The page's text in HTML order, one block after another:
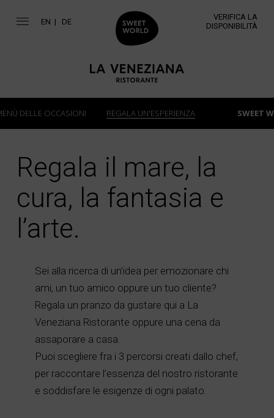
EN DE
VERIFICA LA
DISPONIBILITÀ
Regala il mare, la
cura, la fantasia e
l’arte.
Sei alla ricerca di un’idea per emozionare chi
ami, un tuo amico oppure un tuo cliente?
Regala un pranzo da gustare qui a La
Veneziana Ristorante oppure una cena da
assaporare a casa.
Puoi scegliere fra i 3 percorsi creati dallo chef,
per raccontare l’essenza del nostro ristorante
e soddisfare le esigenze di ogni palato.
DELLE OCCASIONI REGALA UN'ESPERIENZA SWEET